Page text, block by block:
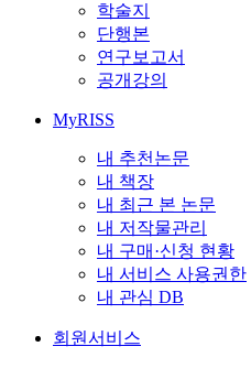
학술지
단행본
연구보고서
공개강의
MyRISS
내 추천논문
내 책장
내 최근 본 논문
내 저작물관리
내 구매·신청 현황
내 서비스 사용권한
내 관심 DB
회원서비스